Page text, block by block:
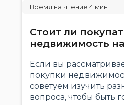
Стоит ли
недвижимость
Если вы
покупки
советуем изучить
вопроса, чтобы быть